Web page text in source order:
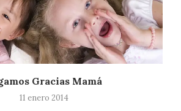
Gracias Mamá
11 enero 2014